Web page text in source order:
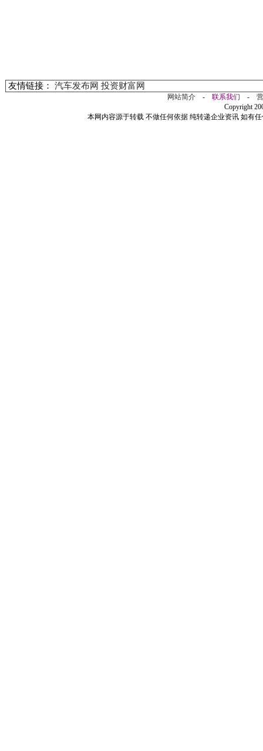
友情链接： 汽车发布网 投资财富网
网站简介 - 联系我们 -
Copyright
本网内容源于转载 不做任何依据 纯转递企业资讯 如有